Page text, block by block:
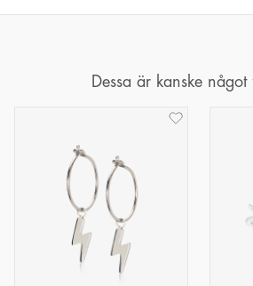
Dessa är kanske